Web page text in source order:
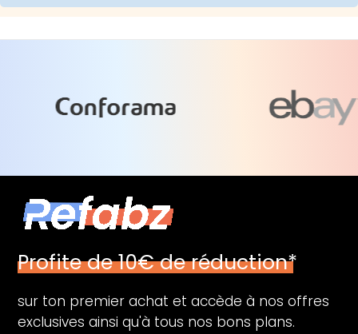
Profite de 10€ de réduction*
sur ton premier achat et accède à nos offres
exclusives ainsi qu'à tous nos bons plans.